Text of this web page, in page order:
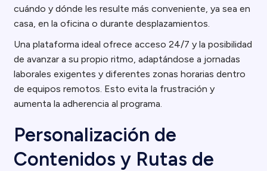
cuándo y dónde les resulte más conveniente, ya sea en
casa, en la oficina o durante desplazamientos.
Una plataforma ideal ofrece acceso 24/7 y la posibilidad
de avanzar a su propio ritmo, adaptándose a jornadas
laborales exigentes y diferentes zonas horarias dentro
de equipos remotos. Esto evita la frustración y
aumenta la adherencia al programa.
Personalización de
Contenidos y Rutas de